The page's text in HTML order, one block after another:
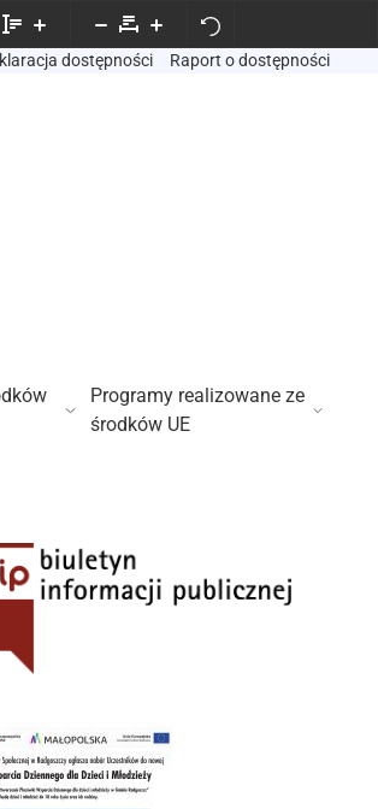
dostępności Raport o dostępności
Programy realizowane ze
środków UE